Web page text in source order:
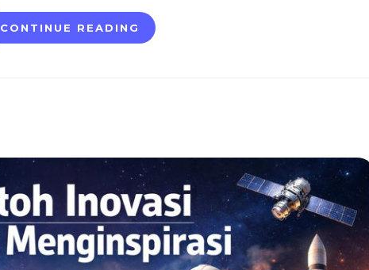
CONTINUE READING